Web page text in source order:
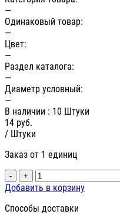
—
Одинаковый товар:
—
Цвет:
—
Раздел каталога:
—
Диаметр условный:
—
В наличии : 10 Штуки
14 руб.
/ Штуки
Заказ от 1 единиц
- +
Добавить в корзину
Способы доставки